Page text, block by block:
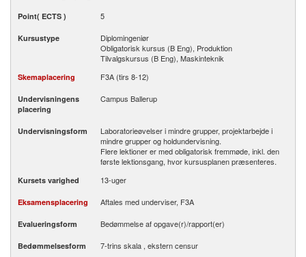
Point( ECTS ) 5
Kursustype
Diplomingeniør
Obligatorisk kursus (B Eng), Produktion
Tilvalgskursus (B Eng), Maskinteknik
Skemaplacering F3A (tirs 8-12)
Undervisningens
placering
Campus Ballerup
Undervisningsform
Laboratorieøvelser i mindre grupper, projektarbejde i
mindre grupper og holdundervisning.
Flere lektioner er med obligatorisk fremmøde, inkl. den
første lektionsgang, hvor kursusplanen præsenteres.
Kursets varighed 13-uger
Eksamensplacering Aftales med underviser, F3A
Evalueringsform Bedømmelse af opgave(r)/rapport(er)
Bedømmelsesform 7-trins skala , ekstern censur